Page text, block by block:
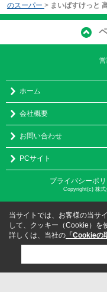
のスーパー > まいばすけっと
営
ホーム
会社概要
お問い合わせ
PCサイト
プライバシーポ
Copyright(c) 株式
当サイトでは、お客様の当サ
して、クッキー（Cookie）を
詳しくは、当社の 「Cookieの